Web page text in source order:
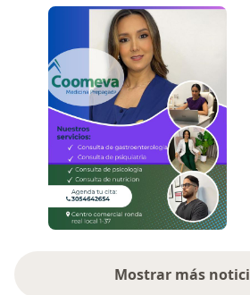
Si eres afiliado a COOMEVA,
acceder a nuestros servicios
y continuar cuidando tu salud
profesionales comprometidos
¡Agenda tu cita con nosotros
atención!